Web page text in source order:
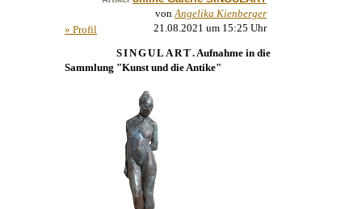
von Angelika Kienberger
» Profil
21.08.2021 um 15:25 Uhr
SINGULART. Aufnahme in die
Sammlung "Kunst und die Antike"